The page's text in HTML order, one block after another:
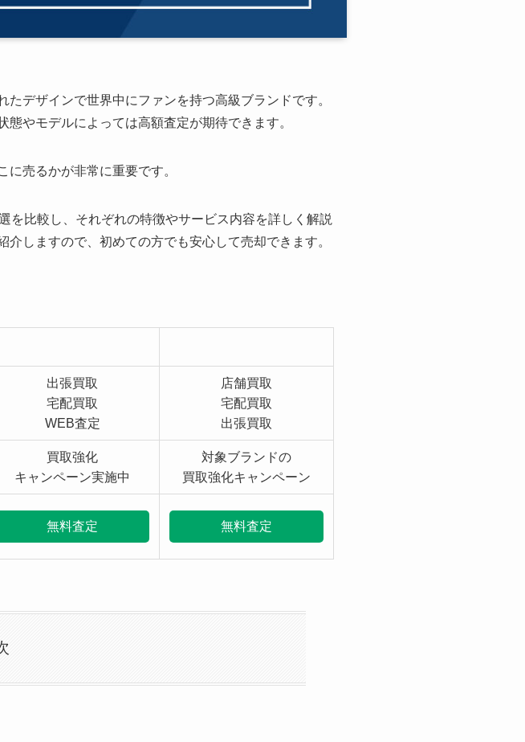
デザインで世界中にファンを持つ高級ブランドです。
やモデルによっては高額査定が期待できます。
売るかが非常に重要です。
を比較し、それぞれの特徴やサービス内容を詳しく解説
しますので、初めての方でも安心して売却できます。
出張買取
宅配買取
WEB査定
店舗買取
宅配買取
出張買取
買取強化
キャンペーン実施中
対象ブランドの
買取強化キャンペーン
無料査定 無料査定